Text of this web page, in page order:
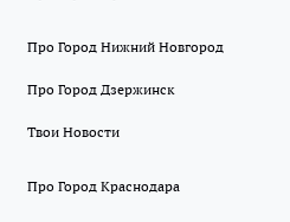
Про Город Нижний Новгород
Про Город Дзержинск
Твои Новости
Про Город Краснодара